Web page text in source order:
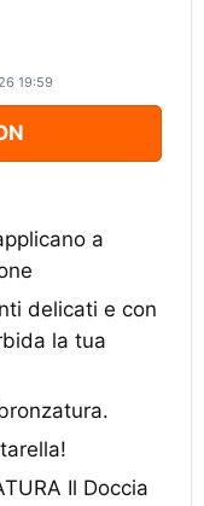
19:59
a
delicati e con
la tua
Il Doccia